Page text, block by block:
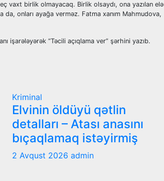
vaxt birlik olmayacaq. Birlik olsaydı, ona yazılan elə
onları ayağa verməz. Fatma xanım Mahmudova,
işarələyərək “Təcili açıqlama ver” şərhini yazıb.
Kriminal
Elvinin öldüyü qətlin
detalları – Atası anasını
bıçaqlamaq istəyirmiş
2 Avqust 2026 admin